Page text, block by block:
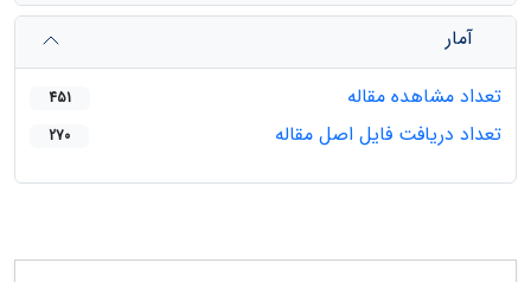
آمار
تعداد مشاهده مقاله
451
تعداد دریافت فایل اصل مقاله 270